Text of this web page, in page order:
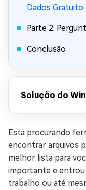
Dados Gratuito
Parte 2:
Conclusão
Solução do
Está procurando
encontrar arquivos
melhor lista para
importante e entrou
trabalho ou até